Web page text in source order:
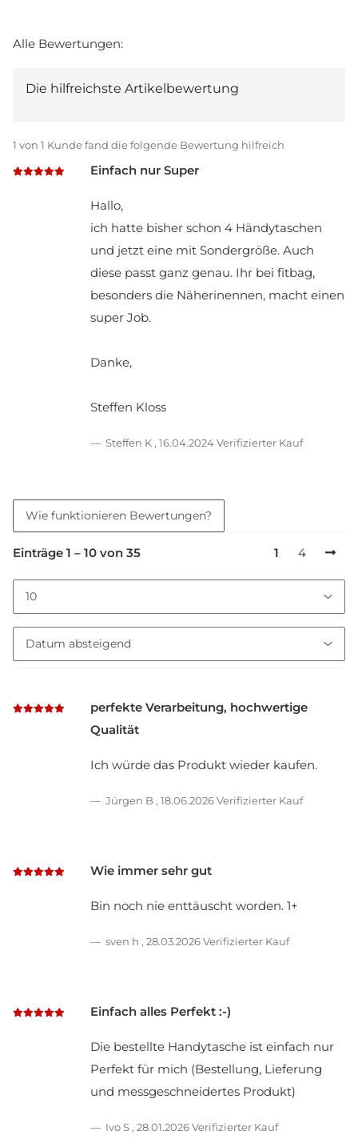
Alle Bewertungen:
Die hilfreichste Artikelbewertung
1 von 1 Kunde fand die folgende Bewertung hilfreich
Einfach nur Super
Hallo,
ich hatte bisher schon 4 Händytaschen
und jetzt eine mit Sondergröße. Auch
diese passt ganz genau. Ihr bei fitbag,
besonders die Näherinennen, macht einen
super Job.
Danke,
Steffen Kloss
Steffen K , 16.04.2024Verifizierter Kauf
Wie funktionieren Bewertungen?
Einträge 1 – 10 von 35 1 4
perfekte Verarbeitung, hochwertige
Qualität
Ich würde das Produkt wieder kaufen.
Jürgen B , 18.06.2026Verifizierter Kauf
Wie immer sehr gut
Bin noch nie enttäuscht worden. 1+
sven h , 28.03.2026Verifizierter Kauf
Einfach alles Perfekt :-)
Die bestellte Handytasche ist einfach nur
Perfekt für mich (Bestellung, Lieferung
und messgeschneidertes Produkt)
Ivo S , 28.01.2026Verifizierter Kauf